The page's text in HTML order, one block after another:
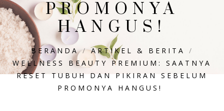
PROMONYA
HANGUS!
BERANDA /ARTIKEL & BERITA
/
WELLNESS BEAUTY PREMIUM: SAATNYA
RESET TUBUH DAN PIKIRAN SEBELUM
PROMONYA HANGUS!